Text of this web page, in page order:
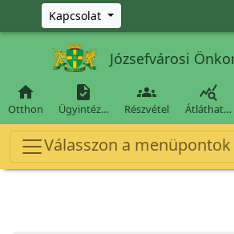
Ugrás a fő tartalomra
Kapcsolat
Józsefvárosi

Otthon

Ügyintéz…

Részvétel

Átláthat…
Válasszon a